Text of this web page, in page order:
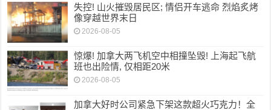
失控! 山火摧毁居民区; 情侣开车逃命 烈焰炙烤
像穿越世界末日
2026-08-05
惊爆! 加拿大两飞机空中相撞坠毁! 上海起飞航
班也出险情, 仅相距20米
2026-08-05
加拿大好时公司紧急下架这款超火巧克力！全